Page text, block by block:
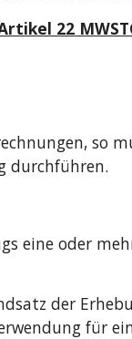
22
so
durchführen.
eine oder
der
für